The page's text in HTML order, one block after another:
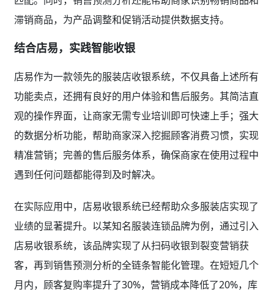
滞销商品，为产品调整和促销活动提供数据支持。
结合店易，实践智能收银
店易作为一款领先的服装店收银系统，不仅具备上述所有
功能卖点，还拥有良好的用户体验和售后服务。其简洁直
观的操作界面，让商家无需专业培训即可快速上手；强大
的数据分析功能，帮助商家深入挖掘顾客消费习惯，实现
精准营销；完善的售后服务体系，确保商家在使用过程中
遇到任何问题都能得到及时解决。
在实际应用中，店易收银系统已经帮助众多服装店实现了
业绩的显著提升。以某知名服装连锁品牌为例，通过引入
店易收银系统，该品牌实现了从扫码收银到裂变营销获
客，再到销售预测分析的全链条智能化管理。在短短几个
月内，顾客复购率提升了30%，营销成本降低了20%，库